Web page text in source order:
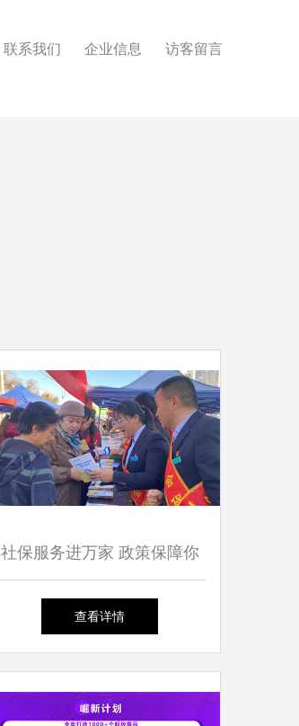
联系我们 企业信息 访客留言
社保服务进万家 政策保障你
我他——乌鲁木齐市米东区社
查看详情